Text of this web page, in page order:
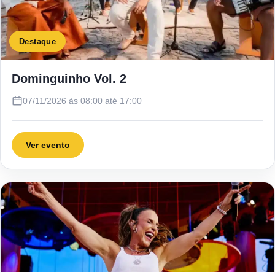
Destaque
Dominguinho Vol. 2
07/11/2026 às 08:00 até 17:00
Ver evento